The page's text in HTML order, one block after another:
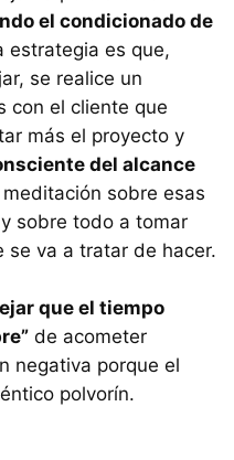
el condicionado de
estrategia es que,
se realice un
con el cliente que
más el proyecto y
del alcance
sobre esas
sobre todo a tomar
se va a tratar de hacer.
que el tiempo
de acometer
negativa porque el
polvorín.